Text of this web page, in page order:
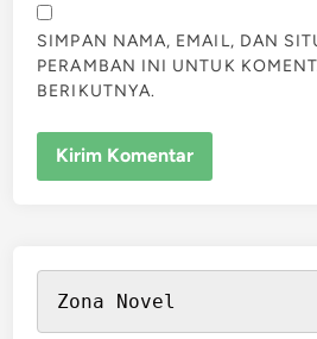
SIMPAN NAMA, EMAIL, DAN
PERAMBAN INI UNTUK
BERIKUTNYA.
Zona Novel